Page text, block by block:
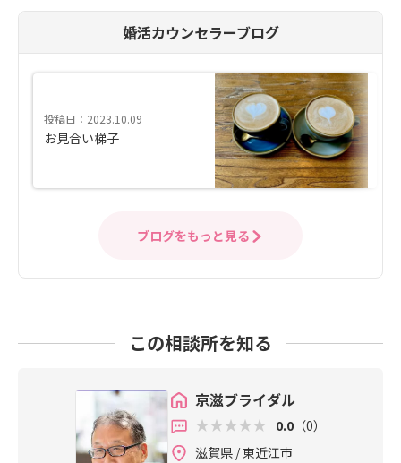
婚活カウンセラーブログ
投稿日：2023.10.09
お見合い梯子
ブログをもっと見る
この相談所を知る
京滋ブライダル
0.0 （0）
滋賀県 / 東近江市